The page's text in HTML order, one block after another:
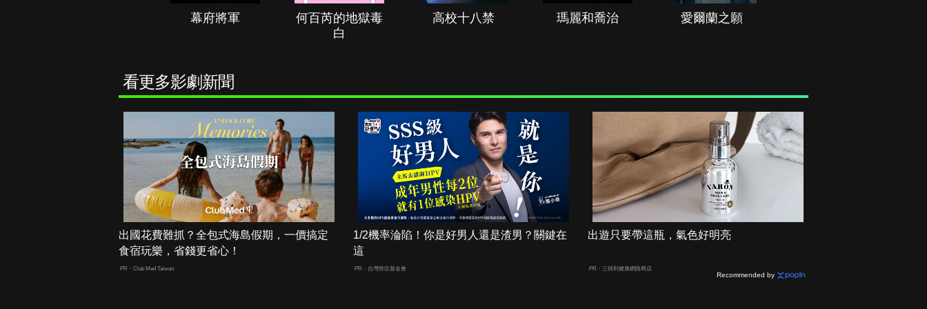
幕府將軍
何百芮的地獄毒
白
高校十八禁 瑪麗和喬治 愛爾蘭之願
看更多影劇新聞
出國花費難抓？全包式海島假期，一價搞定
食宿玩樂，省錢更省心！
PR・Club Med Taiwan
1/2機率淪陷！你是好男人還是渣男？關鍵在
這
PR・台灣癌症基金會
出遊只要帶這瓶，氣色好明亮
PR・三得利健康網路商店
Recommended by